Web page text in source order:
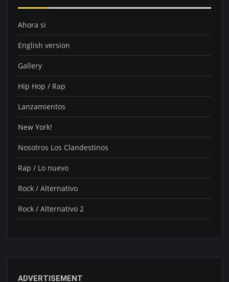
Ahora si
English version
Gallery
Hip Hop / Rap
Lanzamientos
New York!
Nosotros Los Clandestinos
Rap / Lo nuevo
Rock / Alternativo
Rock / Alternativo 2
ADVERTISEMENT